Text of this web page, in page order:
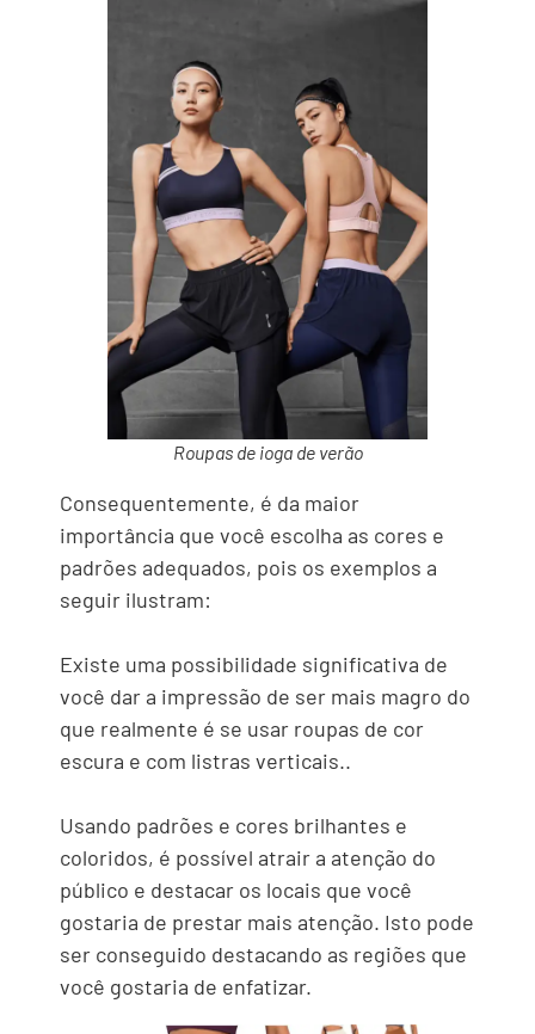
Roupas de ioga de verão
Consequentemente, é da maior
importância que você escolha as cores e
padrões adequados, pois os exemplos a
seguir ilustram:
Existe uma possibilidade significativa de
você dar a impressão de ser mais magro do
que realmente é se usar roupas de cor
escura e com listras verticais..
Usando padrões e cores brilhantes e
coloridos, é possível atrair a atenção do
público e destacar os locais que você
gostaria de prestar mais atenção. Isto pode
ser conseguido destacando as regiões que
você gostaria de enfatizar.